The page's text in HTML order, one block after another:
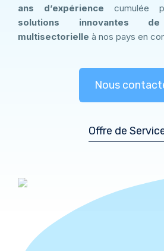
ans d’expérience cumulée
solutions innovantes de
multisectorielle à nos pays en
Nous
Offre de